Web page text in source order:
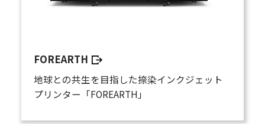
FOREARTH
地球との共生を目指した捺染インクジェット
プリンター「FOREARTH」